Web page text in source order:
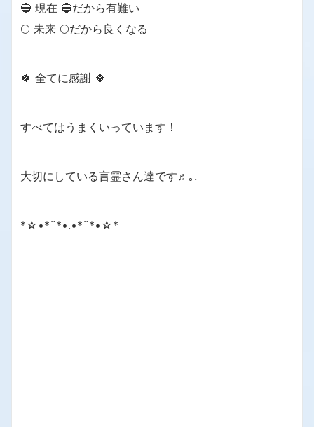
🔵 現在 🔵だから有難い
🌕 未来 🌕だから良くなる
🍀 全てに感謝 🍀
すべてはうまくいっています！
大切にしている言霊さん達です♬｡.
*☆•*¨*•.•*¨*•☆*